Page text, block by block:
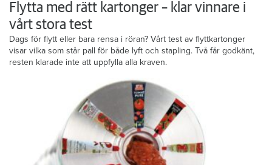
Flytta med rätt kartonger – klar vinnare i
vårt stora test
Dags för flytt eller bara rensa i röran? Vårt test av flyttkartonger
visar vilka som står pall för både lyft och stapling. Två får godkänt,
resten klarade inte att uppfylla alla kraven.